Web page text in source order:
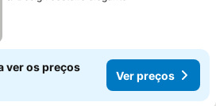
ver os preços
Ver preços